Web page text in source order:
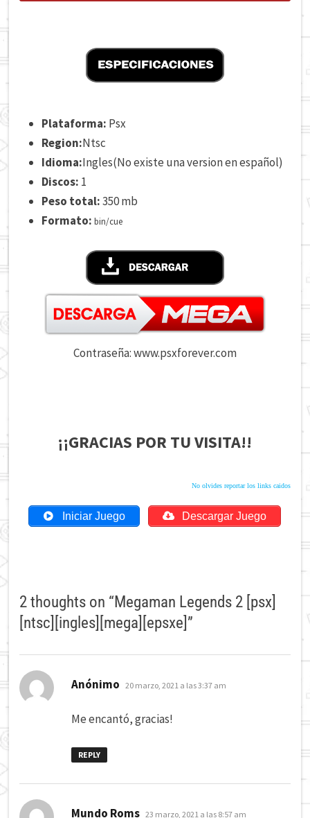
Plataforma: Psx
Region:Ntsc
Idioma:Ingles(No existe una version en español)
Discos: 1
Peso total:350 mb
Formato: bin/cue
Contraseña: www.psxforever.com
¡¡GRACIAS POR TU VISITA!!
No olvides reportar los links caidos
Iniciar Juego Descargar Juego
2 thoughts on “Megaman Legends 2 [psx]
[ntsc][ingles][mega][epsxe]”
Anónimo dice:
20 marzo, 2021 a las 3:37 am
Me encantó, gracias!
REPLY
Mundo Roms dice:
23 marzo, 2021 a las 8:57 am